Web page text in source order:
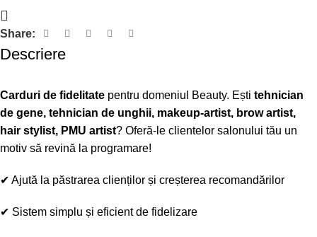
Share:
Descriere
Carduri de fidelitate pentru domeniul Beauty. Ești tehnician
de gene, tehnician de unghii, makeup-artist, brow artist,
hair stylist, PMU artist? Oferă-le clientelor salonului tău un
motiv să revină la programare!
✔ Ajută la păstrarea clienților și creșterea recomandărilor
✔ Sistem simplu și eficient de fidelizare